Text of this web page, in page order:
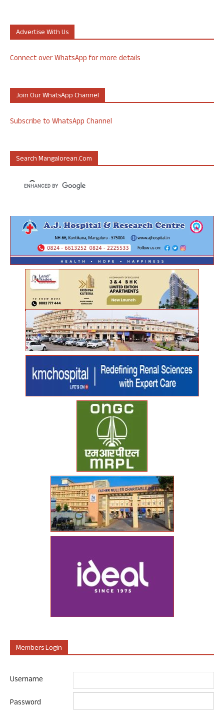
Advertise With Us
Connect over WhatsApp for more details
Join Our WhatsApp Channel
Subscribe to WhatsApp Channel
Search Mangalorean.com
Members Login
Username
Password